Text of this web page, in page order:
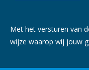
Met het versturen van
wijze waarop wij jouw